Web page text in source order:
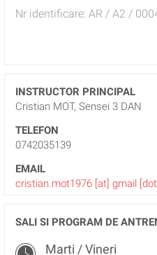
Nr identificare: AR / A2 /
INSTRUCTOR PRINCIPAL
Cristian MOT, Sensei 3 DAN
TELEFON
0742035139
EMAIL
cristian.mot1976 [at] gmail
SALI SI PROGRAM DE
Marti / Vineri